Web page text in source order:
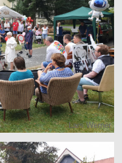
Lars Werner